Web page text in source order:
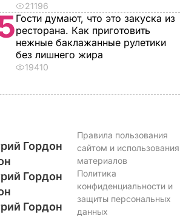
21196
Гости думают, что это закуска из
ресторана. Как приготовить
нежные баклажанные рулетики
без лишнего жира
19410
Гордон
Гордон
Гордон
Правила пользования
сайтом и использования
материалов
Политика
конфиденциальности и
защиты персональных
данных